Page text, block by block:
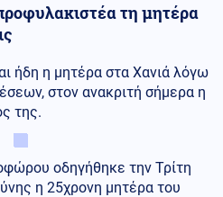
τη μητέρα
ήδη η μητέρα στα Χανιά λόγω
στον ανακριτή σήμερα η
της.
οδηγήθηκε την Τρίτη
η 25χρονη μητέρα του